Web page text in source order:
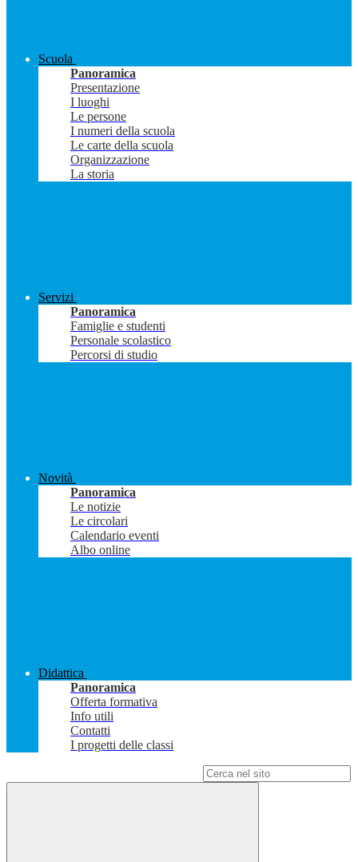
Scuola
Panoramica
Presentazione
I luoghi
Le persone
I numeri della scuola
Le carte della scuola
Organizzazione
La storia
Servizi
Panoramica
Famiglie e studenti
Personale scolastico
Percorsi di studio
Novità
Panoramica
Le notizie
Le circolari
Calendario eventi
Albo online
Didattica
Panoramica
Offerta formativa
Info utili
Contatti
I progetti delle classi